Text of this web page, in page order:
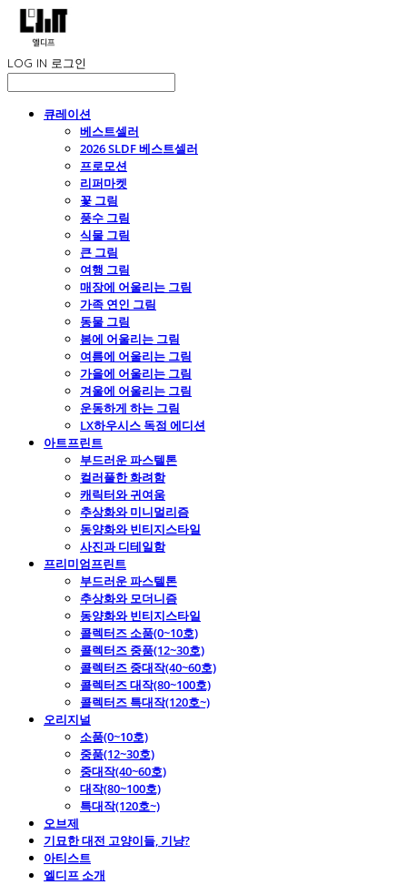
LOG IN 로그인
큐레이션
베스트셀러
2026 SLDF 베스트셀러
프로모션
리퍼마켓
꽃 그림
풍수 그림
식물 그림
큰 그림
여행 그림
매장에 어울리는 그림
가족 연인 그림
동물 그림
봄에 어울리는 그림
여름에 어울리는 그림
가을에 어울리는 그림
겨울에 어울리는 그림
운동하게 하는 그림
LX하우시스 독점 에디션
아트프린트
부드러운 파스텔톤
컬러풀한 화려함
캐릭터와 귀여움
추상화와 미니멀리즘
동양화와 빈티지스타일
사진과 디테일함
프리미엄프린트
부드러운 파스텔톤
추상화와 모더니즘
동양화와 빈티지스타일
콜렉터즈 소품(0~10호)
콜렉터즈 중품(12~30호)
콜렉터즈 중대작(40~60호)
콜렉터즈 대작(80~100호)
콜렉터즈 특대작(120호~)
오리지널
소품(0~10호)
중품(12~30호)
중대작(40~60호)
대작(80~100호)
특대작(120호~)
오브제
기묘한 대전 고양이들, 기냥?
아티스트
엘디프 소개